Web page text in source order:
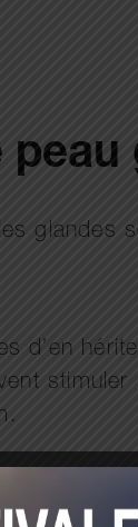
peau
glandes
d’en
la